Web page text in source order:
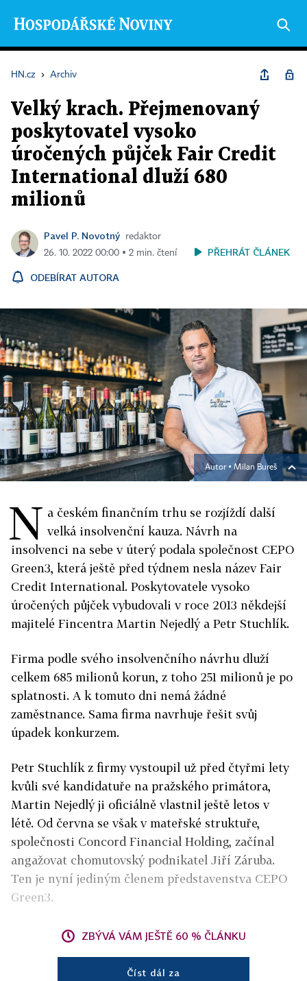
HN.cz › Archiv
Velký krach. Přejmenovaný
poskytovatel vysoko
úročených půjček Fair Credit
International dluží 680
milionů
Pavel P. Novotný
redaktor
26. 10. 2022 00:00 ▪ 2 min. čtení
PŘEHRÁT ČLÁNEK
ODEBÍRAT AUTORA
Autor ▪ Milan Bureš
N a českém finančním trhu se rozjíždí další
velká insolvenční kauza. Návrh na
insolvenci na sebe v úterý podala společnost CEPO
Green3, která ještě před týdnem nesla název Fair
Credit International. Poskytovatele vysoko
úročených půjček vybudovali v roce 2013 někdejší
majitelé Fincentra Martin Nejedlý a Petr Stuchlík.
Firma podle svého insolvenčního návrhu dluží
celkem 685 milionů korun, z toho 251 milionů je po
splatnosti. A k tomuto dni nemá žádné
zaměstnance. Sama firma navrhuje řešit svůj
úpadek konkurzem.
Petr Stuchlík z firmy vystoupil už před čtyřmi lety
kvůli své kandidatuře na pražského primátora,
Martin Nejedlý ji oficiálně vlastnil ještě letos v
létě. Od června se však v mateřské struktuře,
společnosti Concord Financial Holding, začínal
angažovat chomutovský podnikatel Jiří Záruba.
Ten je nyní jediným členem představenstva CEPO
Green3.
ZBÝVÁ VÁM JEŠTĚ 60 % ČLÁNKU
Číst dál za